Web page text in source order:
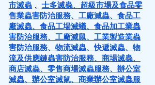
市滅蟲 、 士多滅蟲、 超級市場及食品零
售業蟲害防治服務、 工廠滅蟲、 食品工
廠滅蟲、 食品工場滅蟻、 食品加工業蟲
害防治服務、 工廠滅鼠、 工業製造業蟲
害防治服務、 物流滅蟲、快遞滅蟲、 物
流及供應鏈蟲害防治服務、 商場滅蟲、
商店滅蟲、 零售商場滅蟲服務、 辦公室
滅蟲、 辦公室滅鼠、 商業辦公室滅蟲服